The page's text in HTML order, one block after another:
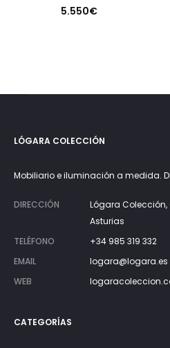
5.550€
LÓGARA COLECCIÓN
Mobiliario e iluminación a medida.
DIRECCIÓN
Lógara Colección,
Asturias
TELÉFONO
+34 985 319 332
EMAIL
logara@logara.es
WEB
CATEGORÍAS